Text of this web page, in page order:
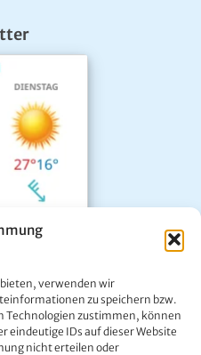
verwenden wir
zu speichern bzw.
Technologien zustimmen, können
eindeutige IDs auf dieser Website
nicht erteilen oder